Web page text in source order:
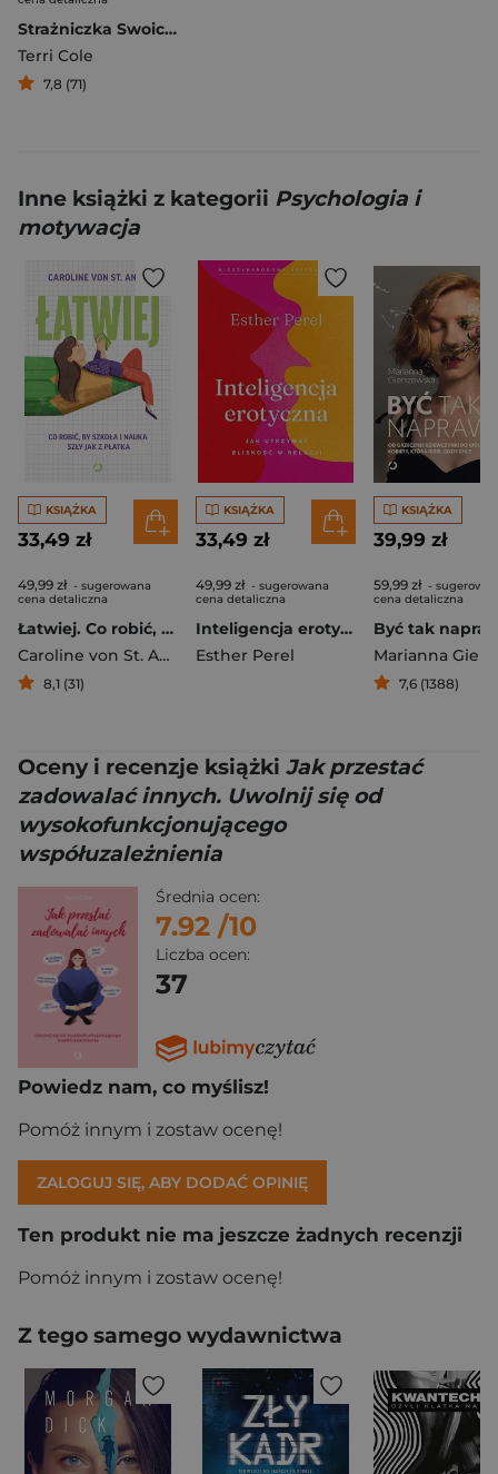
Strażniczka Swoich Granic. Jak być wierną sobie, by wreszcie żyć tak, jak na to zasługujesz
Terri Cole
7,8 (71)
Inne książki z kategorii Psychologia i
motywacja
KSIĄŻKA
33,49 zł
49,99 zł - sugerowana
cena detaliczna
Łatwiej. Co robić, by szkoła i nauka szły jak z płatka
Caroline von St. Ange
8,1 (31)
KSIĄŻKA
33,49 zł
49,99 zł - sugerowana
cena detaliczna
Inteligencja erotyczna. Jak utrzymać bliskość w relacji [wyd. 2023]
Esther Perel
KSIĄŻKA
39,99 zł
59,99 zł -
cena detaliczna
7,6 (1388)
Oceny i recenzje książki Jak przestać
zadowalać innych. Uwolnij się od
wysokofunkcjonującego
współuzależnienia
Średnia ocen:
7.92 /10
Liczba ocen:
37
Powiedz nam, co myślisz!
Pomóż innym i zostaw ocenę!
ZALOGUJ SIĘ, ABY DODAĆ OPINIĘ
Ten produkt nie ma jeszcze żadnych recenzji
Pomóż innym i zostaw ocenę!
Z tego samego wydawnictwa